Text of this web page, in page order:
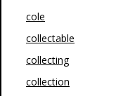
cole
collectable
collecting
collection